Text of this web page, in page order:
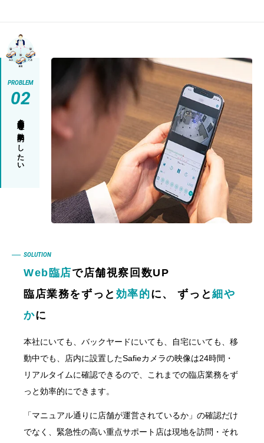
PROBLEM
02
多店舗管理を効率的にしたい
SOLUTION
Web臨店で店舗視察回数UP
臨店業務をずっと 効率的に、 ずっと細や
かに
本社にいても、バックヤードにいても、自宅にいても、移
動中でも、店内に設置したSafieカメラの映像は24時間・
リアルタイムに確認できるので、これまでの臨店業務をず
っと効率的にできます。
「マニュアル通りに店舗が運営されているか」の確認だけ
でなく、緊急性の高い重点サポート店は現地を訪問・それ